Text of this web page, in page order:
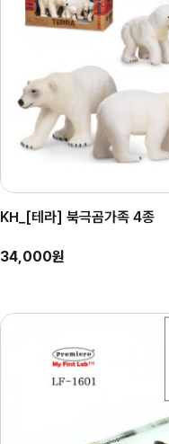
KH_[테라] 북극곰가족 4종
34,000원